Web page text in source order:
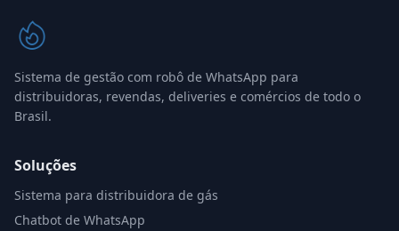
Sistema de gestão com robô de WhatsApp para
distribuidoras, revendas, deliveries e comércios de todo o
Brasil.
Soluções
Sistema para distribuidora de gás
Chatbot de WhatsApp